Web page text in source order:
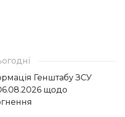
Генштабу ЗСУ
щодо